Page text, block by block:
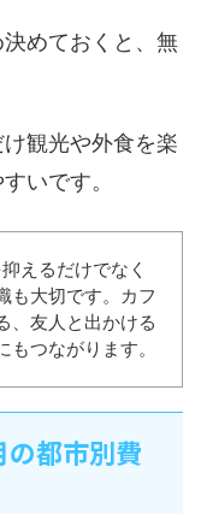
めておくと、無
観光や外食を楽
いです。
えるだけでなく
も大切です。カフ
、友人と出かける
つながります。
都市別費